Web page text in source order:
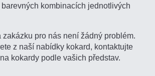
kombinacích jednotlivých
zakázku pro nás není žádný problém.
z naší nabídky kokard, kontaktujte
kokardy podle vašich představ.